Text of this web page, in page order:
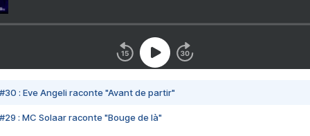
#30 : Eve Angeli raconte "Avant de partir"
#29 : MC Solaar raconte "Bouge de là"